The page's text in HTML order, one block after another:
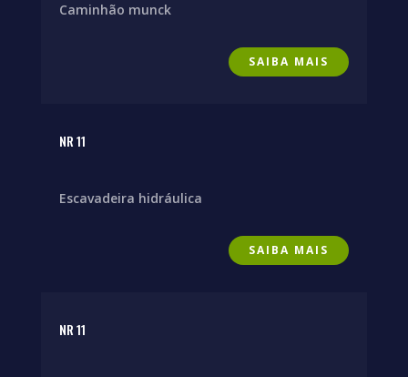
Caminhão munck
SAIBA MAIS
NR 11
Escavadeira hidráulica
SAIBA MAIS
NR 11